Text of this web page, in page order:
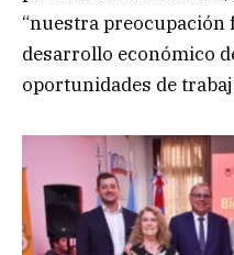
“nuestra preocupación
desarrollo económico
oportunidades de